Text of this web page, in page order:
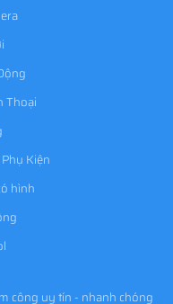
Thoại
Kiện
hình
công uy tín - nhanh chóng